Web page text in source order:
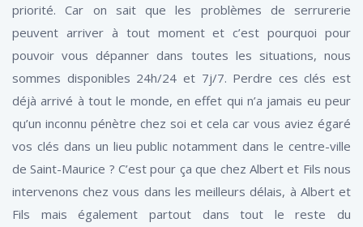
priorité. Car on sait que les problèmes de serrurerie
peuvent arriver à tout moment et c’est pourquoi pour
pouvoir vous dépanner dans toutes les situations, nous
sommes disponibles 24h/24 et 7j/7. Perdre ces clés est
déjà arrivé à tout le monde, en effet qui n’a jamais eu peur
qu’un inconnu pénètre chez soi et cela car vous aviez égaré
vos clés dans un lieu public notamment dans le centre-ville
de Saint-Maurice ? C’est pour ça que chez Albert et Fils nous
intervenons chez vous dans les meilleurs délais, à Albert et
Fils mais également partout dans tout le reste du